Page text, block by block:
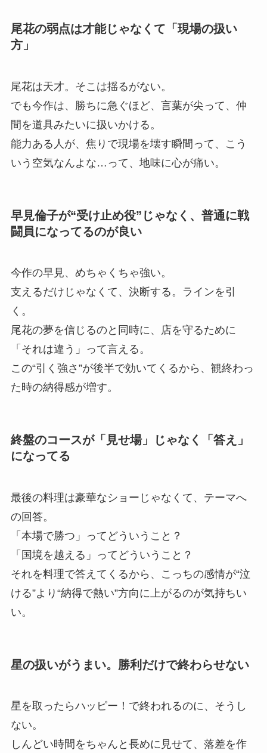
尾花の弱点は才能じゃなくて「現場の扱い
方」
尾花は天才。そこは揺るがない。
でも今作は、勝ちに急ぐほど、言葉が尖って、仲
間を道具みたいに扱いかける。
能力ある人が、焦りで現場を壊す瞬間って、こう
いう空気なんよな…って、地味に心が痛い。
早見倫子が“受け止め役”じゃなく、普通に戦
闘員になってるのが良い
今作の早見、めちゃくちゃ強い。
支えるだけじゃなくて、決断する。ラインを引
く。
尾花の夢を信じるのと同時に、店を守るために
「それは違う」って言える。
この“引く強さ”が後半で効いてくるから、観終わっ
た時の納得感が増す。
終盤のコースが「見せ場」じゃなく「答え」
になってる
最後の料理は豪華なショーじゃなくて、テーマへ
の回答。
「本場で勝つ」ってどういうこと？
「国境を越える」ってどういうこと？
それを料理で答えてくるから、こっちの感情が“泣
ける”より“納得で熱い”方向に上がるのが気持ちい
い。
星の扱いがうまい。勝利だけで終わらせない
星を取ったらハッピー！で終われるのに、そうし
ない。
しんどい時間をちゃんと長めに見せて、落差を作